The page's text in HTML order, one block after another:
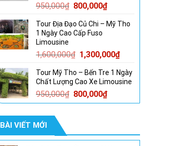
950,000₫ Giá
là:
950,000₫.
800,000₫Giá
tại
Tour Địa Đạo Củ Chi – Mỹ Tho
1 Ngày Cao Cấp Fuso
Limousine
1,600,000₫ Giá
là:
1,600,000₫.
1,300,000₫Giá
tại
là:
Tour Mỹ Tho – Bến Tre 1 Ngày
Chất Lượng Cao Xe Limousine
950,000₫ Giá
gốc
800,000₫Giá
hiện
800,000₫.
BÀI VIẾT MỚI